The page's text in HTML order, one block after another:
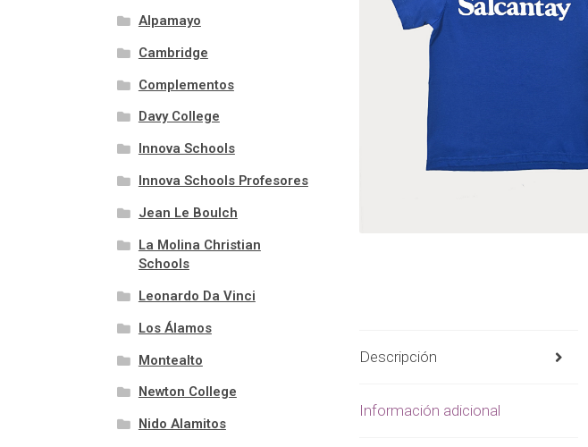
Descripción
Información adicional
Alpamayo
Cambridge
Complementos
Davy College
Innova Schools
Innova Schools Profesores
Jean Le Boulch
La Molina Christian
Schools
Leonardo Da Vinci
Los Álamos
Montealto
Newton College
Nido Alamitos